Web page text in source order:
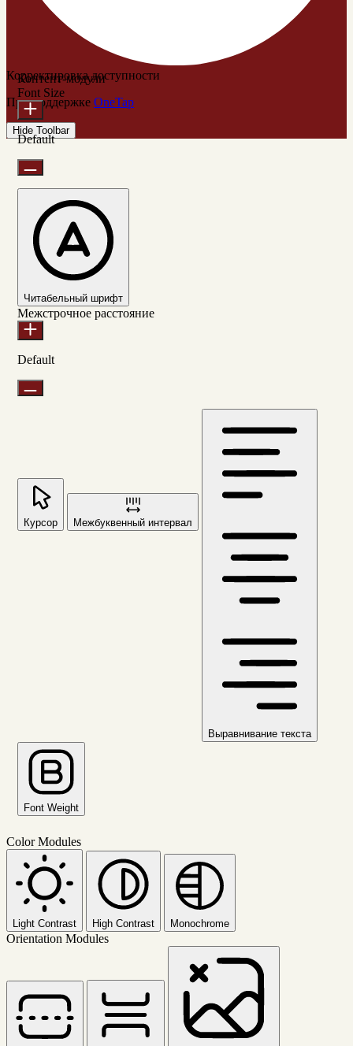
Корректировка доступности
При поддержке OneTap
Hide Toolbar
Контент-модули
Font Size
Default
Читабельный шрифт
Межстрочное расстояние
Default
Курсор Межбуквенный интервал
Выравнивание текста
Font Weight
Color Modules
Light Contrast High Contrast Monochrome
Orientation Modules